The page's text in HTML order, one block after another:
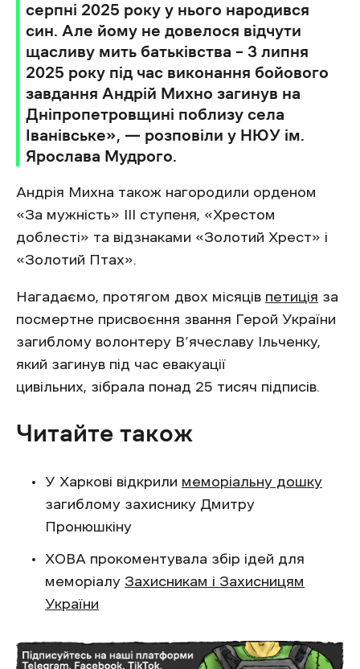
серпні 2025 року у нього народився
син. Але йому не довелося відчути
щасливу мить батьківства – 3 липня
2025 року під час виконання бойового
завдання Андрій Михно загинув на
Дніпропетровщині поблизу села
Іванівське», — розповіли у НЮУ ім.
Ярослава Мудрого.
Андрія Михна також нагородили орденом
«За мужність» III ступеня, «Хрестом
доблесті» та відзнаками «Золотий Хрест» і
«Золотий Птах».
Нагадаємо, протягом двох місяців петиція за
посмертне присвоєння звання Герой України
загиблому волонтеру В’ячеславу Ільченку,
який загинув під час евакуації
цивільних, зібрала понад 25 тисяч підписів.
Читайте також
У Харкові відкрили меморіальну дошку
загиблому захиснику Дмитру
Пронюшкіну
ХОВА прокоментувала збір ідей для
меморіалу Захисникам і Захисницям
України